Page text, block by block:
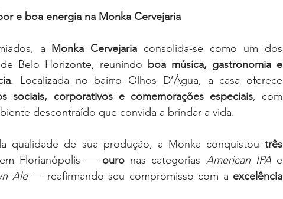
e boa energia na Monka Cervejaria
a Monka Cervejaria consolida-se como um dos
Belo Horizonte, reunindo boa música, gastronomia e
sociais, corporativos e comemorações especiais, com
descontraído que convida a brindar a vida.
qualidade de sua produção, a Monka conquistou três
Florianópolis — ouro nas categorias American IPA
Ale — reafirmando seu compromisso com a excelência